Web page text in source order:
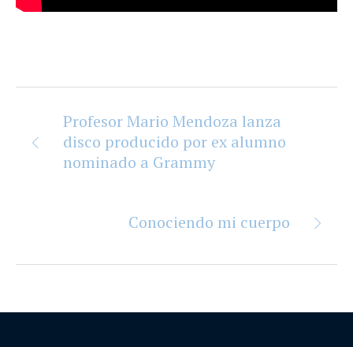
Profesor Mario Mendoza lanza
disco producido por ex alumno
nominado a Grammy
Conociendo mi cuerpo